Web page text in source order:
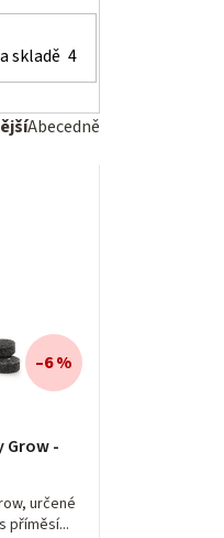
Abecedně
skladě 4
Grow -
určené
příměsí...
–6 %